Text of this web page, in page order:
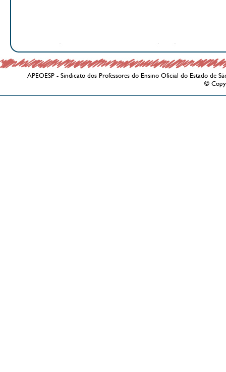
APEOESP - Sindicato dos Professores do Ensino Oficial do Estado de
©